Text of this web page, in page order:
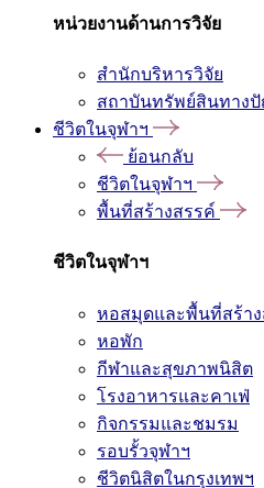
หน่วยงานด้านการวิจัย
สำนักบริหารวิจัย
สถาบันทรัพย์สินทาง
ชีวิตในจุฬาฯ
ย้อนกลับ
ชีวิตในจุฬาฯ
พื้นที่สร้างสรรค์
ชีวิตในจุฬาฯ
หอสมุดและพื้นที่สร้าง
หอพัก
กีฬาและสุขภาพนิสิต
โรงอาหารและคาเฟ่
กิจกรรมและชมรม
รอบรั้วจุฬาฯ
ชีวิตนิสิตในกรุงเทพฯ